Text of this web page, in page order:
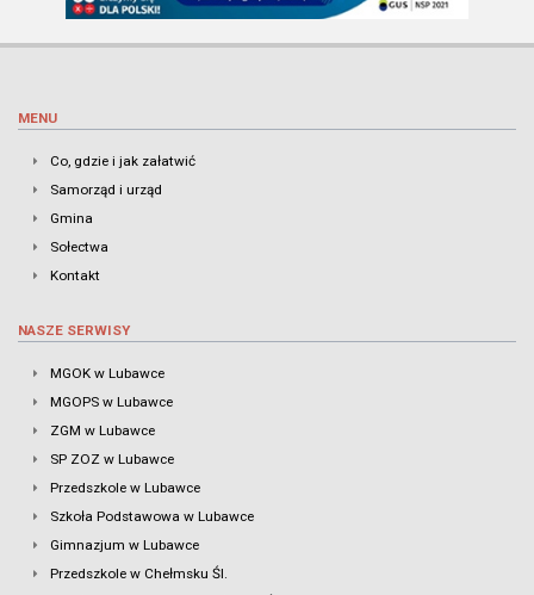
MENU
Co, gdzie i jak załatwić
Samorząd i urząd
Gmina
Sołectwa
Kontakt
NASZE SERWISY
MGOK w Lubawce
MGOPS w Lubawce
ZGM w Lubawce
SP ZOZ w Lubawce
Przedszkole w Lubawce
Szkoła Podstawowa w Lubawce
Gimnazjum w Lubawce
Przedszkole w Chełmsku Śl.